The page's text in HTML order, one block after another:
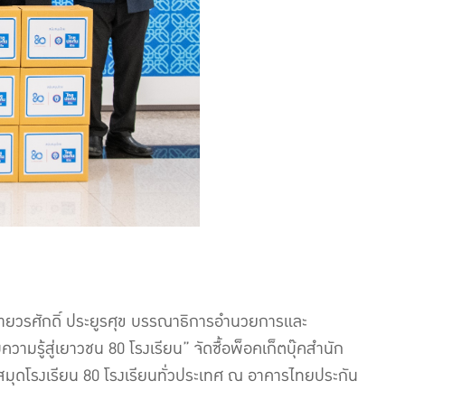
วรศักดิ์ ประยูรศุข บรรณาธิการอำนวยการและ
ามรู้สู่เยาวชน 80 โรงเรียน” จัดซื้อพ็อคเก็ตบุ๊คสำนัก
รงเรียน 80 โรงเรียนทั่วประเทศ ณ อาคารไทยประกัน